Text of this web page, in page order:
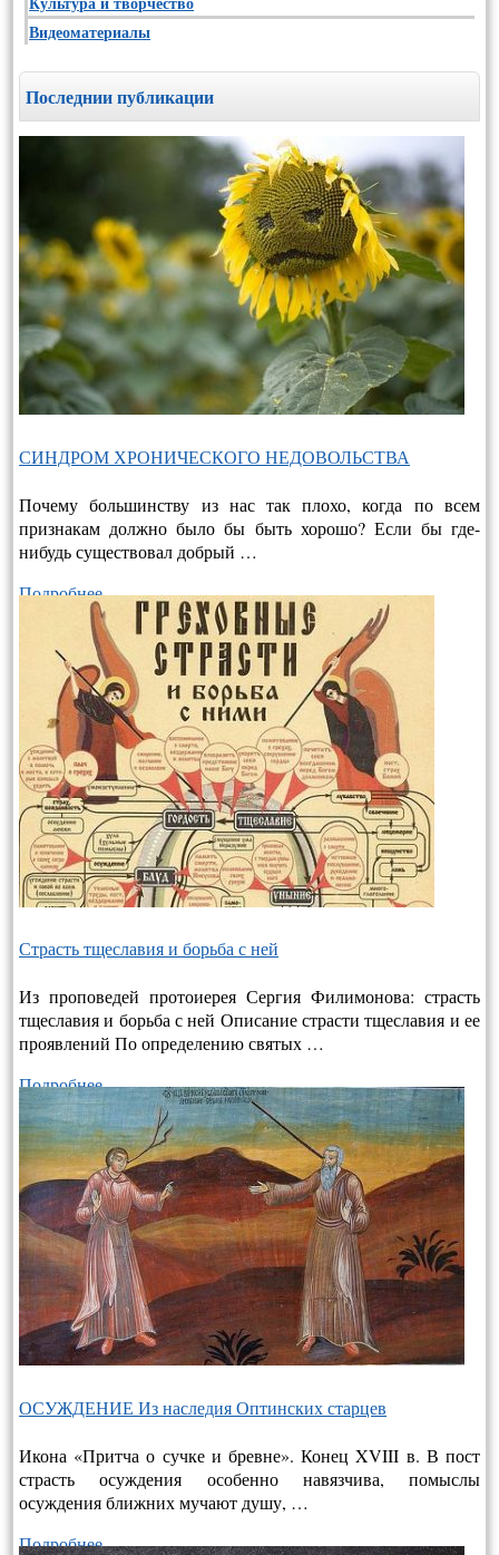
Видеоматериалы
Последнии публикации
СИНДРОМ ХРОНИЧЕСКОГО НЕДОВОЛЬСТВА
Почему большинству из нас так плохо, когда по всем
признакам должно было бы быть хорошо? Если бы где-
нибудь существовал добрый …
Подробнее…
Страсть тщеславия и борьба с ней
Из проповедей протоиерея Сергия Филимонова: страсть
тщеславия и борьба с ней Описание страсти тщеславия и ее
проявлений По определению святых …
Подробнее…
ОСУЖДЕНИЕ Из наследия Оптинских старцев
Икона «Притча о сучке и бревне». Конец XVIII в. В пост
страсть осуждения особенно навязчива, помыслы
осуждения ближних мучают душу, …
Подробнее…